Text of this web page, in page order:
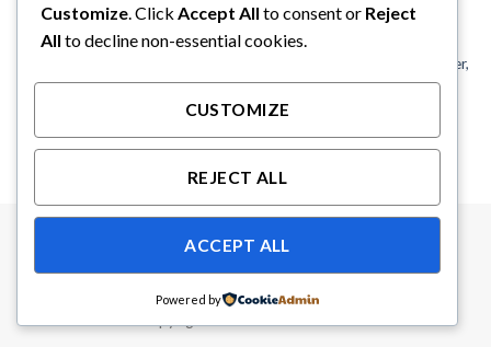
WO-A887 Staubmanschette
Kugelbolzen
CHF5.75
ANTRIEBSSTRANG
WO-Set Pedalwelle Druckfeder,
2x Staubmanschetten, 2x Filz
CHF
Customize. Click Accept All to consent or Reject
All to decline non-essential cookies.
CUSTOMIZE
REJECT ALL
ACCEPT ALL
Powered by